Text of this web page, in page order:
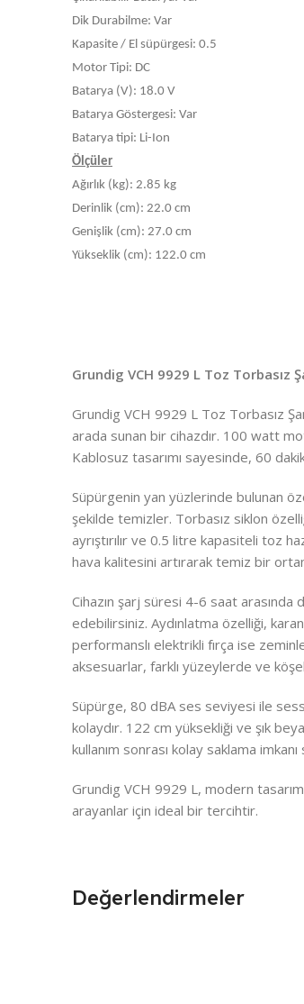
Dik Durabilme: Var
Kapasite / El süpürgesi: 0.5
Motor Tipi: DC
Batarya (V): 18.0 V
Batarya Göstergesi: Var
Batarya tipi: Li-Ion
Ölçüler
Ağırlık (kg): 2.85 kg
Derinlik (cm): 22.0 cm
Genişlik (cm): 27.0 cm
Yükseklik (cm): 122.0 cm
Grundig VCH 9929 L Toz Torbasız
Grundig VCH 9929 L Toz Torbasız
arada sunan bir cihazdır. 100 watt
Kablosuz tasarımı sayesinde, 60
Süpürgenin yan yüzlerinde bulunan
şekilde temizler. Torbasız siklon
ayrıştırılır ve 0.5 litre kapasiteli toz
hava kalitesini artırarak temiz bir
Cihazın şarj süresi 4-6 saat
edebilirsiniz. Aydınlatma özelliği,
performanslı elektrikli fırça ise
aksesuarlar, farklı yüzeylerde ve
Süpürge, 80 dBA ses seviyesi ile
kolaydır. 122 cm yüksekliği ve şık
kullanım sonrası kolay saklama imkanı
Grundig VCH 9929 L, modern
arayanlar için ideal bir tercihtir.
Değerlendirmeler